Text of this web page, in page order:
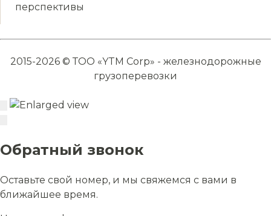
перспективы
2015-2026 © ТОО «YTM Corp» - железнодорожные
грузоперевозки
Обратный звонок
Оставьте свой номер, и мы свяжемся с вами в
ближайшее время.